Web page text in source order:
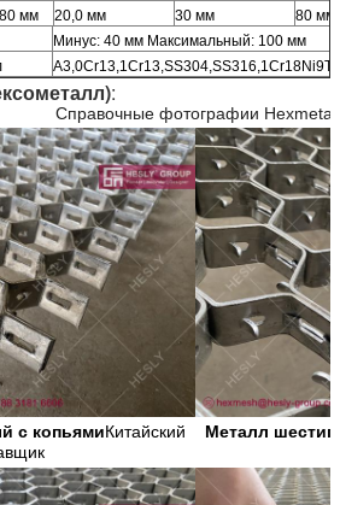
мм 20,0 мм 30 мм
80 мм
Минус: 40 мм Максимальный: 100 мм
:
Справочные фотографии Hexmetal
с копьямиКитайский
Металл